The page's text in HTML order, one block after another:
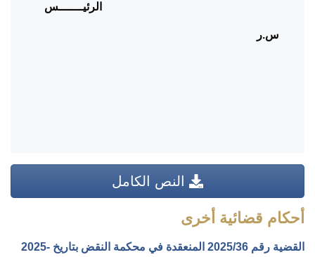
الرئيـــــــس
س.ر
النص الكامل
أحكام قضائية أخرى
القضية رقم ‎36‏/‎2025‏ المنعقدة في محكمة النقض بتاريخ ‎2025-